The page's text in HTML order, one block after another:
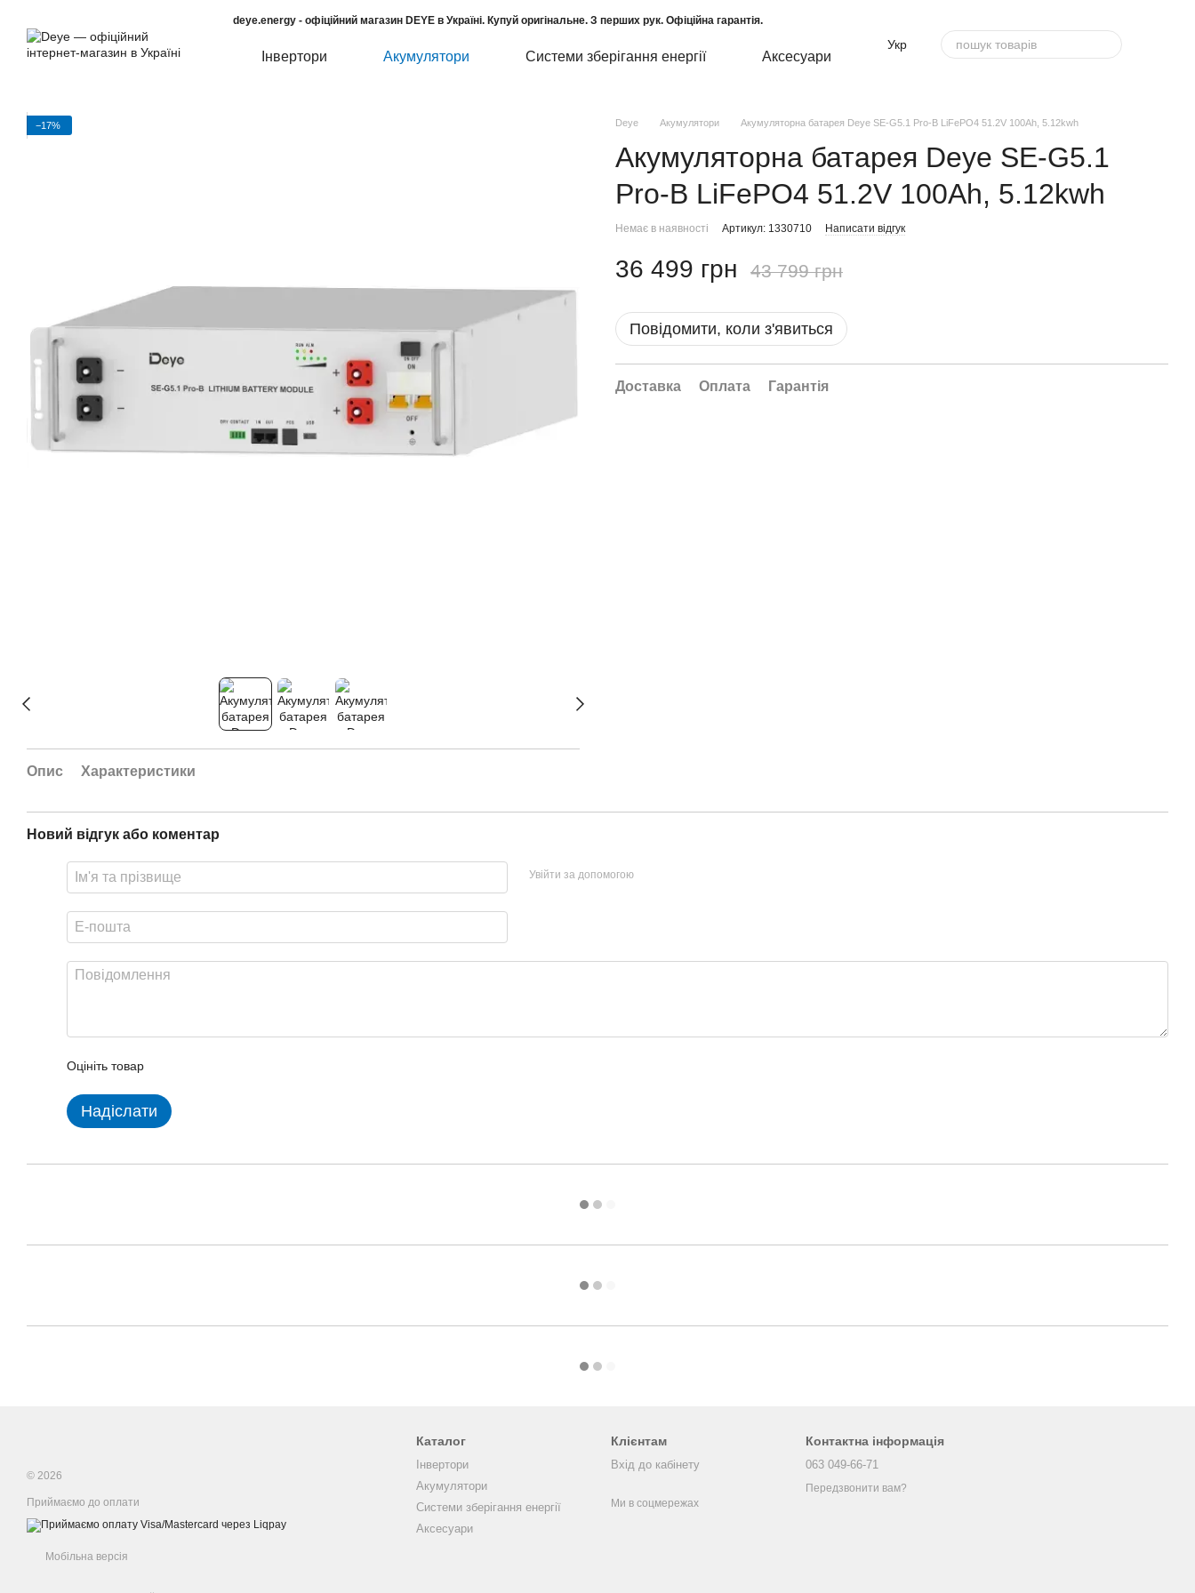
deye.energy - офіційний магазин DEYE в Україні. Купуй оригінальне. З перших рук. Офіційна гарантія.
Інвертори Акумулятори Системи зберігання енергії Аксесуари
Укр
−17%
Опис Характеристики
Deye Акумулятори Акумуляторна батарея Deye SE-G5.1 Pro-B LiFePO4 51.2V 100Ah, 5.12kwh
Акумуляторна батарея Deye SE-G5.1
Pro-B LiFePO4 51.2V 100Ah, 5.12kwh
Немає в наявності Артикул: 1330710 Написати відгук
36 499 грн 43 799 грн
Повідомити, коли з'явиться
Доставка Оплата Гарантія
Новий відгук або коментар
Увійти за допомогою
Оцініть товар
Надіслати
© 2026
Приймаємо до оплати
Мобільна версія
Каталог
Інвертори
Акумулятори
Системи зберігання енергії
Аксесуари
Клієнтам
Вхід до кабінету
Ми в соцмережах
Контактна інформація
063 049-66-71
Передзвонити вам?